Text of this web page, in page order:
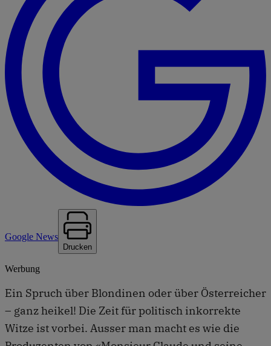
Google News
Drucken
Werbung
Ein Spruch über Blondinen oder über Österreicher
– ganz heikel! Die Zeit für politisch inkorrekte
Witze ist vorbei. Ausser man macht es wie die